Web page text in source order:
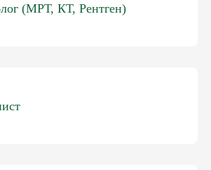
(МРТ, КТ, Рентген)